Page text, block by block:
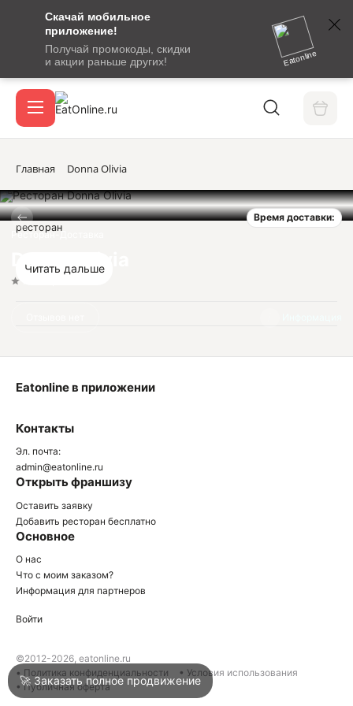
Скачай мобильное
приложение!
Получай промокоды, скидки
и акции раньше других!
Eatonline
сообщение
кодом
подтверждения
Вход / регистрация
Акции
Войти
Написать в техподдержку
Главная Donna Olivia
Время доставки:
Ресторан-Доставка
Donna Olivia
ресторан
Читать дальше
Контакты
Эл. почта:
admin@eatonline.ru
Открыть франшизу
Оставить заявку
Добавить ресторан бесплатно
Основное
О нас
Что с моим заказом?
Информация для партнеров
Eatonline в приложении
Войти
©2012-2026, eatonline.ru
• Политика конфиденциальности
• Условия использования
• Публичная оферта
🚀 Заказать полное продвижение